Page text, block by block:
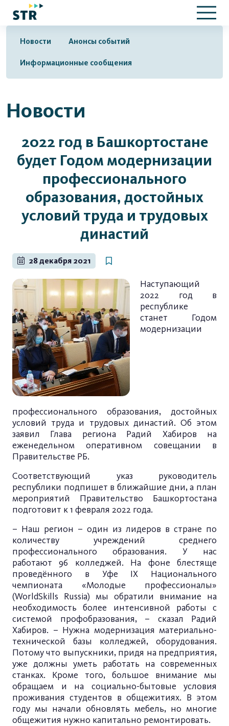
Новости Анонсы событий
Информационные сообщения
Новости
2022 год в Башкортостане
будет Годом модернизации
профессионального
образования, достойных
условий труда и трудовых
династий
28 декабря 2021
Наступающий
2022 год в
республике
станет Годом
модернизации
профессионального образования, достойных
условий труда и трудовых династий. Об этом
заявил Глава региона Радий Хабиров на
еженедельном оперативном совещании в
Правительстве РБ.
Соответствующий указ руководитель
республики подпишет в ближайшие дни, а план
мероприятий Правительство Башкортостана
подготовит к 1 февраля 2022 года.
– Наш регион – один из лидеров в стране по
количеству учреждений среднего
профессионального образования. У нас
работают 96 колледжей. На фоне блестяще
проведённого в Уфе IX Национального
чемпионата «Молодые профессионалы»
(WorldSkills Russia) мы обратили внимание на
необходимость более интенсивной работы с
системой профобразования, – сказал Радий
Хабиров. – Нужна модернизация материально-
технической базы колледжей, оборудования.
Потому что выпускники, придя на предприятия,
уже должны уметь работать на современных
станках. Кроме того, большое внимание мы
обращаем и на социально-бытовые условия
проживания студентов в общежитиях. В этом
году мы начали обновлять мебель, но многие
общежития нужно капитально ремонтировать.